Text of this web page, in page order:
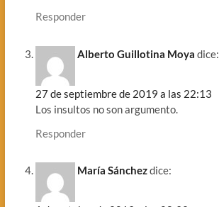
Responder
Alberto Guillotina Moya dice:
27 de septiembre de 2019 a las 22:13
Los insultos no son argumento.
Responder
María Sánchezdice: